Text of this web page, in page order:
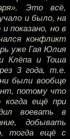
Это всё,
и было, на
показано, но в
конфликт
уже Гая Юлия
Клёпа и Тоша
3 года, т.е.
были вообще
потому что
когда ещё при
воевать в
добывать
тогда ещё с